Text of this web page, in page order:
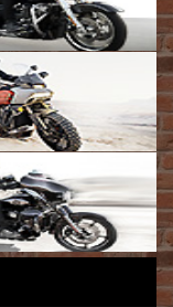
CVO Pan America